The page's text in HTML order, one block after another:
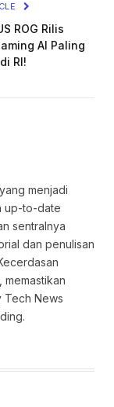
ROG Rilis
AI Paling
RI!
menjadi
up-to-date
sentralnya
dan penulisan
Tech News